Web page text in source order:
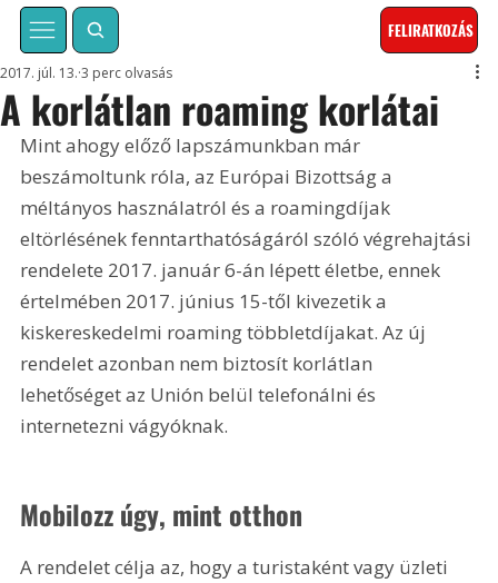
FELIRATKOZÁS
A korlátlan roaming korlátai
2017. júl. 13. 3 perc olvasás
Mint ahogy előző lapszámunkban már
beszámoltunk róla, az Európai Bizottság a
méltányos használatról és a roamingdíjak
eltörlésének fenntarthatóságáról szóló végrehajtási
rendelete 2017. január 6-án lépett életbe, ennek
értelmében 2017. június 15-től kivezetik a
kiskereskedelmi roaming többletdíjakat. Az új
rendelet azonban nem biztosít korlátlan
lehetőséget az Unión belül telefonálni és
internetezni vágyóknak.
Mobilozz úgy, mint otthon
A rendelet célja az, hogy a turistaként vagy üzleti